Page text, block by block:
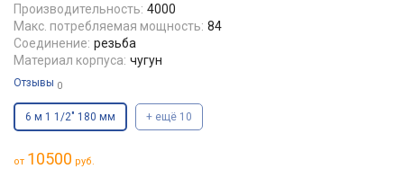
Производительность: 4000
Макс. потребляемая мощность: 84
Соединение: резьба
Материал корпуса: чугун
Отзывы 0
6 м 1 1/2" 180 мм + ещё 10
от 10500 руб.